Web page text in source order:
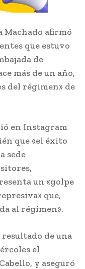
afirmó
que estuvo
de
más de un año,
del régimen» de
en Instagram
que «el éxito
sede
un «golpe
que,
al régimen».
de una
el
y aseguró